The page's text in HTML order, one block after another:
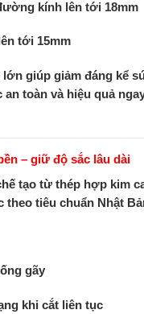
kính lên tới 18mm
tới 15mm
lớn giúpgiảm đáng kể
an toàn và hiệu quả
– giữ độ sắc lâu dài
tạo từthép hợp kim
theo tiêu chuẩn Nhật
gãy
khi cắt liên tục